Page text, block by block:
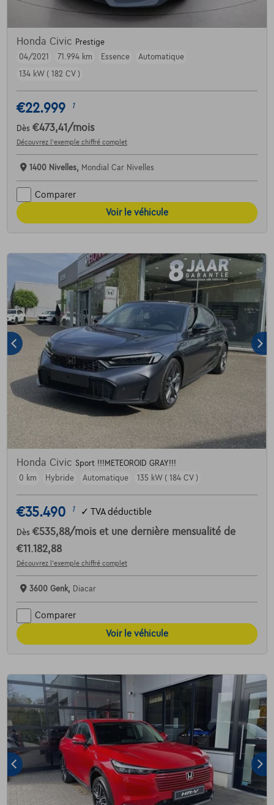
Honda Civic Prestige
04/2021
71.994 km Essence
Automatique
134 kW ( 182 CV )
€22.999 1
Dès €473,41 /mois
Découvrez l’exemple chiffré complet
1400 Nivelles, Mondial Car Nivelles
Comparer
Voir le véhicule
Honda Civic Sport !!!METEOROID GRAY!!!
0 km
Hybride Automatique 135 kW ( 184 CV )
€35.490 1 ✓ TVA déductible
Dès €535,88/mois et une dernière mensualité de
€11.182,88
Découvrez l’exemple chiffré complet
3600 Genk, Diacar
Comparer
Voir le véhicule